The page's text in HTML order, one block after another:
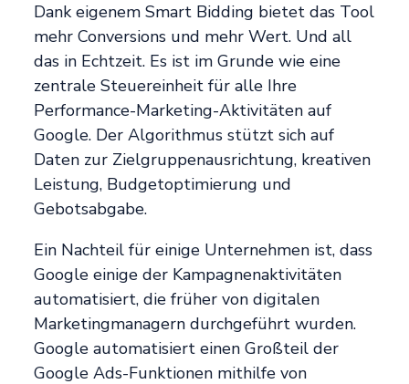
Dank eigenem Smart Bidding bietet das Tool
mehr Conversions und mehr Wert. Und all
das in Echtzeit. Es ist im Grunde wie eine
zentrale Steuereinheit für alle Ihre
Performance-Marketing-Aktivitäten auf
Google. Der Algorithmus stützt sich auf
Daten zur Zielgruppenausrichtung, kreativen
Leistung, Budgetoptimierung und
Gebotsabgabe.
Ein Nachteil für einige Unternehmen ist, dass
Google einige der Kampagnenaktivitäten
automatisiert, die früher von digitalen
Marketingmanagern durchgeführt wurden.
Google automatisiert einen Großteil der
Google Ads-Funktionen mithilfe von